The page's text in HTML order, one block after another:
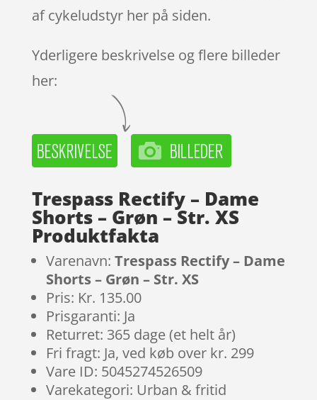
af cykeludstyr her på siden.
Yderligere beskrivelse og flere billeder
her:
Trespass Rectify – Dame
Shorts – Grøn – Str. XS
Produktfakta
Varenavn: Trespass Rectify – Dame
Shorts – Grøn – Str. XS
Pris: Kr. 135.00
Prisgaranti: Ja
Returret: 365 dage (et helt år)
Fri fragt: Ja, ved køb over kr. 299
Vare ID: 5045274526509
Varekategori: Urban & fritid